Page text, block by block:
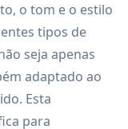
o tom e o estilo
tipos de
seja apenas
adaptado ao
Esta
para